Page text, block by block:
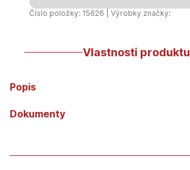
Číslo položky: 15626 | Výrobky značky:
Vlastnosti produktu
Popis
Dokumenty